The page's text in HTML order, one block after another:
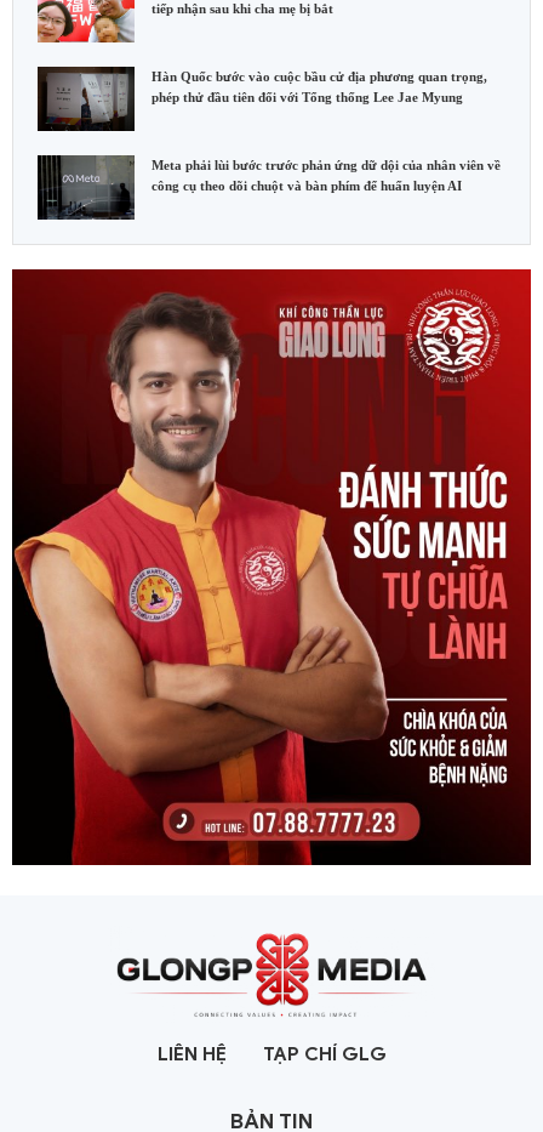
tiếp nhận sau khi cha mẹ bị bắt
Hàn Quốc bước vào cuộc bầu cử địa phương quan trọng,
phép thử đầu tiên đối với Tổng thống Lee Jae Myung
Meta phải lùi bước trước phản ứng dữ dội của nhân viên về
công cụ theo dõi chuột và bàn phím để huấn luyện AI
LIÊN HỆ TẠP CHÍ GLG
BẢN TIN